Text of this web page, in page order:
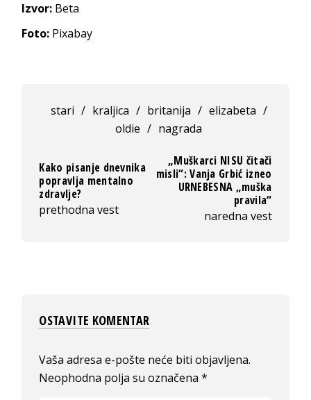
Izvor: Beta
Foto: Pixabay
stari / kraljica / britanija / elizabeta /
oldie / nagrada
Kako pisanje dnevnika
popravlja mentalno
zdravlje?
prethodna vest
„Muškarci NISU čitači
misli“: Vanja Grbić izneo
URNEBESNA „muška
pravila“
naredna vest
OSTAVITE KOMENTAR
Vaša adresa e-pošte neće biti objavljena.
Neophodna polja su označena*